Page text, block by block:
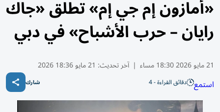
«أمازون إم جي إم» تطلق «جاك
رايان – حرب الأشباح» في دبي
21 مايو 2026 18:30 مساء | آخر تحديث: 21 مايو 18:36 2026
استمع دقائق القراءة - 4 شارك